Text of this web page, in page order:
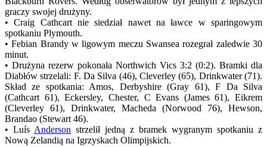
graczy swojej drużyny.
• Craig Cathcart nie siedział nawet na ławce w sparingowym
spotkaniu Plymouth.
• Febian Brandy w ligowym meczu Swansea rozegrał zaledwie 30
minut.
• Drużyna rezerw pokonała Northwich Vics 3:2 (0:2). Bramki dla
Diabłów strzelali: F. Da Silva (46), Cleverley (65), Drinkwater (71).
Skład ze spotkania: Amos, Derbyshire (Gray 61), F Da Silva
(Cathcart 61), Eckersley, Chester, C Evans (James 61), Eikrem
(Cleverley 61), Drinkwater, Macheda (Norwood 76), Hewson,
Brandao (Stewart 46).
• Luís Anderson strzelił jedną z bramek wygranym spotkaniu z
Nową Zelandią na Igrzyskach Olimpijskich.